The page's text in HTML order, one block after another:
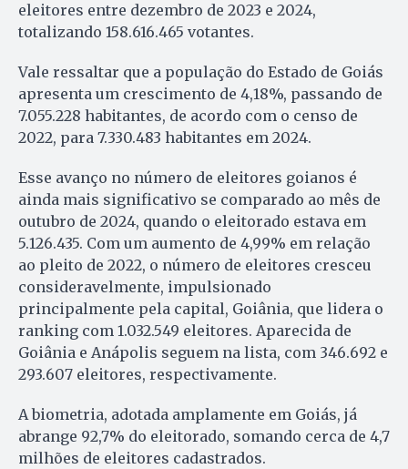
eleitores entre dezembro de 2023 e 2024,
totalizando 158.616.465 votantes.
Vale ressaltar que a população do Estado de Goiás
apresenta um crescimento de 4,18%, passando de
7.055.228 habitantes, de acordo com o censo de
2022, para 7.330.483 habitantes em 2024.
Esse avanço no número de eleitores goianos é
ainda mais significativo se comparado ao mês de
outubro de 2024, quando o eleitorado estava em
5.126.435. Com um aumento de 4,99% em relação
ao pleito de 2022, o número de eleitores cresceu
consideravelmente, impulsionado
principalmente pela capital, Goiânia, que lidera o
ranking com 1.032.549 eleitores. Aparecida de
Goiânia e Anápolis seguem na lista, com 346.692 e
293.607 eleitores, respectivamente.
A biometria, adotada amplamente em Goiás, já
abrange 92,7% do eleitorado, somando cerca de 4,7
milhões de eleitores cadastrados.